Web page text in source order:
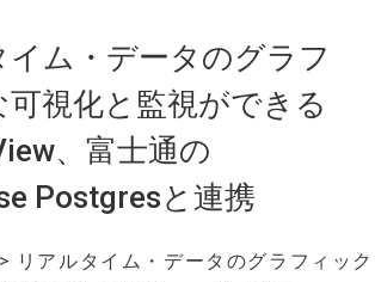
イム・データのグラフ
可視化と監視ができる
、富士通の
Postgresと連携
> リアルタイム・データのグラフィック